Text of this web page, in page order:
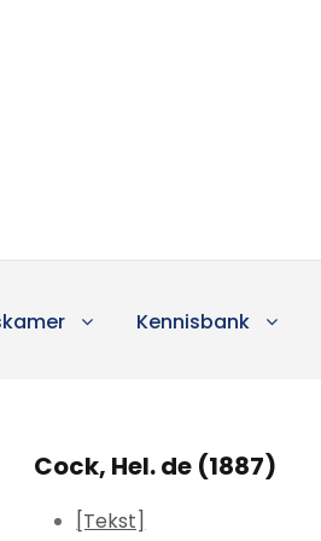
Kennisbank
Cock, Hel. de (1887)
[Tekst]